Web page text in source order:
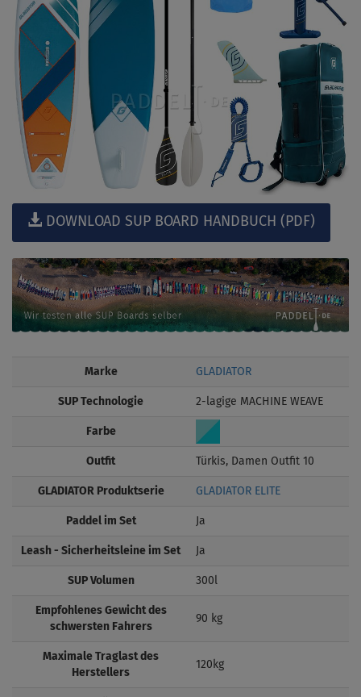
DOWNLOAD SUP BOARD HANDBUCH (PDF)
Marke GLADIATOR
SUP Technologie 2-lagige MACHINE WEAVE
Farbe
Outfit Türkis, Damen Outfit 10
GLADIATOR Produktserie GLADIATOR ELITE
Paddel im Set Ja
Leash - Sicherheitsleine im Set Ja
SUP Volumen 300l
Empfohlenes Gewicht des
schwersten Fahrers
90 kg
Maximale Traglast des
Herstellers
120kg